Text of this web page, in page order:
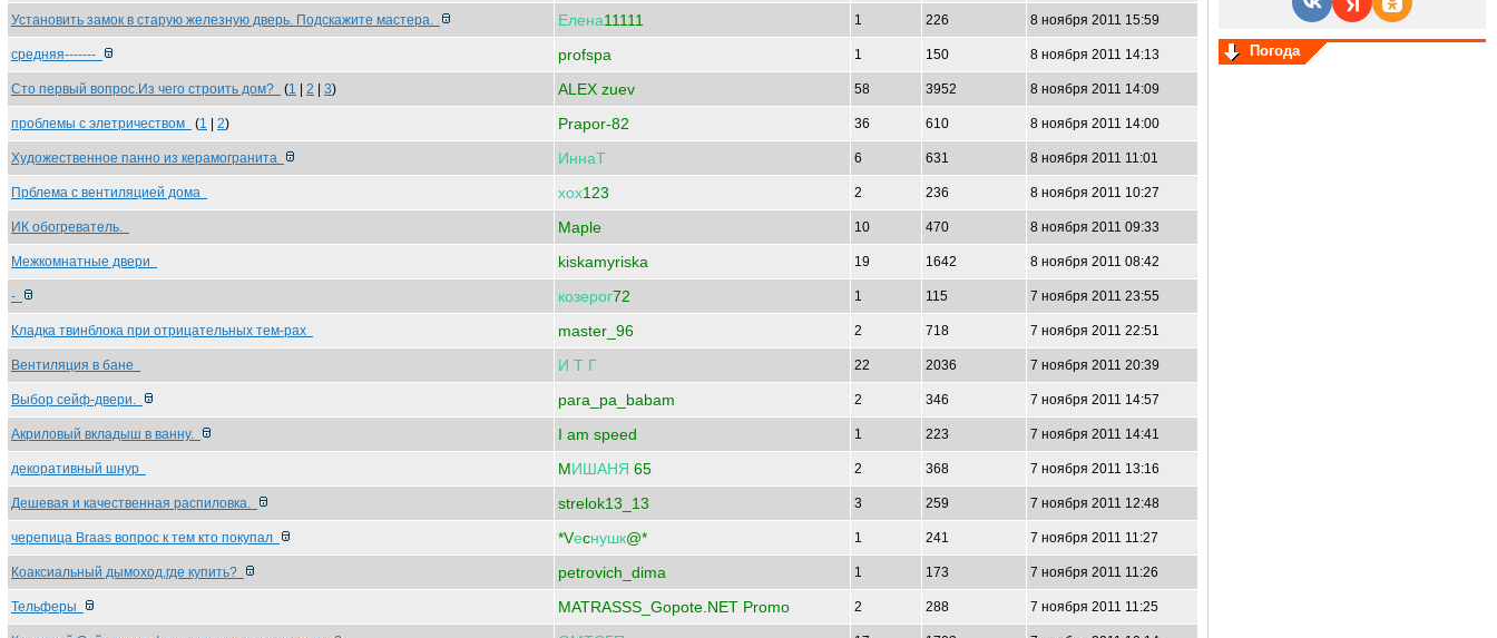
Установить замок в старую железную дверь. Подскажите мастера. Елена11111 1 226 8 ноября 2011 15:59
средняя------- profspa 1 150 8 ноября 2011 14:13
Сто первый вопрос.Из чего строить дом? (1 2 3) ALEX zuev 58 3952 8 ноября 2011 14:09
проблемы с элетричеством (1 2) Prapor-82 36 610 8 ноября 2011 14:00
Художественное панно из керамогранита ИннаТ 6 631 8 ноября 2011 11:01
Прблема с вентиляцией дома хох123 2 236 8 ноября 2011 10:27
ИК обогреватель. Maple 10 470 8 ноября 2011 09:33
Межкомнатные двери kiskamyriska 19 1642 8 ноября 2011 08:42
- козерог72 1 115 7 ноября 2011 23:55
Кладка твинблока при отрицательных тем-рах master_96 2 718 7 ноября 2011 22:51
Вентиляция в бане И Т Г 22 2036 7 ноября 2011 20:39
Выбор сейф-двери. para_pa_babam 2 346 7 ноября 2011 14:57
Акриловый вкладыш в ванну. I am speed 1 223 7 ноября 2011 14:41
декоративный шнур MИШАНЯ 65 2 368 7 ноября 2011 13:16
Дешевая и качественная распиловка. strelok13_13 3 259 7 ноября 2011 12:48
черепица Braas вопрос к тем кто покупал *Vеcнушк@* 1 241 7 ноября 2011 11:27
Коаксиальный дымоход,где купить? petrovich_dima 1 173 7 ноября 2011 11:26
Тельферы MATRASSS_Gopote.NET Promo 2 288 7 ноября 2011 11:25
Погода